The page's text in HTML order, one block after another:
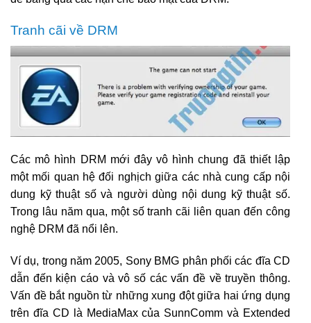
Tranh cãi về DRM
Các mô hình DRM mới đây vô hình chung đã thiết lập
một mối quan hệ đối nghịch giữa các nhà cung cấp nội
dung kỹ thuật số và người dùng nội dung kỹ thuật số.
Trong lâu năm qua, một số tranh cãi liên quan đến công
nghệ DRM đã nổi lên.
Ví dụ, trong năm 2005, Sony BMG phân phối các đĩa CD
dẫn đến kiện cáo và vô số các vấn đề về truyền thông.
Vấn đề bắt nguồn từ những xung đột giữa hai ứng dụng
trên đĩa CD là MediaMax của SunnComm và Extended